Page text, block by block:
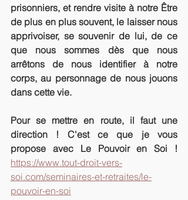
prisonniers, et rendre visite à notre Être
de plus en plus souvent, le laisser nous
apprivoiser, se souvenir de lui, de ce
que nous sommes dès que nous
arrêtons de nous identifier à notre
corps, au personnage de nous jouons
dans cette vie.
Pour se mettre en route, il faut une
direction ! C'est ce que je vous
https://www.tout-droit-vers-
soi.com/seminaires-et-retraites/le-
pouvoir-en-soi